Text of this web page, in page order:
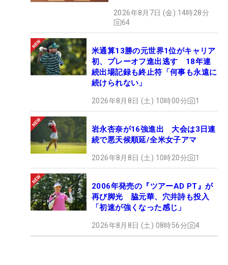
ュー
2026年8月7日 (金) 14時28分
64
米通算13勝の元世界1位がキャリア
初、プレーオフ進出逃す 18年連
続出場記録も終止符「何事も永遠に
続けられない」
2026年8月8日 (土) 10時00分 1
岩永杏奈が16強進出 大会は3日連
続で悪天候順延/全米女子アマ
2026年8月8日 (土) 10時20分 1
2006年発売の『ツアーAD PT』が
再び脚光 脇元華、穴井詩も投入
「初速が強くなった感じ」
2026年8月8日 (土) 08時56分 4